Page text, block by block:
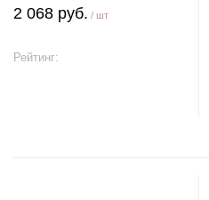
2 068 руб. / шт
Рейтинг: